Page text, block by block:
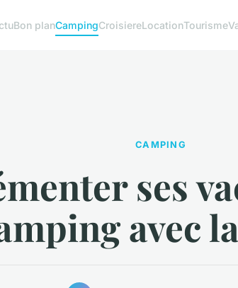
Bon planCampingCroisiereLocationTourisme
CAMPING
ses
avec